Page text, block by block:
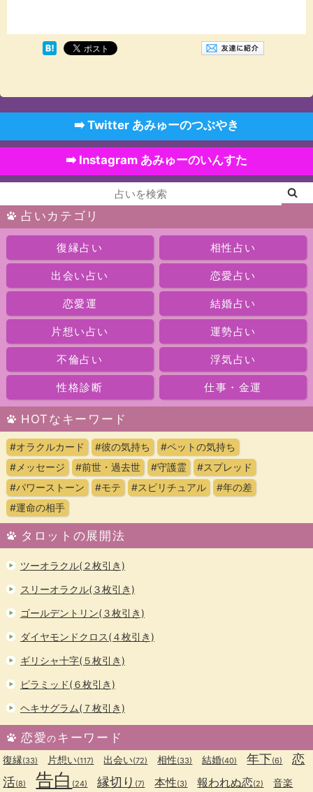
➡️ Twitter あみゅーのつぶやき
➡️ Instagram あみゅーのいんすた
占いカテゴリ
復縁占い 相性占い
出会い占い 恋愛占い
恋愛運 結婚占い
片想い占い 運勢占い
不倫占い 浮気占い
性格診断 仕事・金運
HOTなキーワード
#オラクルカード #彼の気持ち
#ペットの気持ち
#メッセージ
#前世・過去世 #守護霊
#スプレッド
#パワーストーン
#モテ #スピリチュアル
#年の差
#運命の相手
タロットの展開法
ツーオラクル(２枚引き)
スリーオラクル(３枚引き)
ゴールデントリン(３枚引き)
ダイヤモンドクロス(４枚引き)
ギリシャ十字(５枚引き)
ピラミッド(６枚引き)
ヘキサグラム(７枚引き)
恋愛のキーワード
復縁(33) 片想い(117) 出会い(72) 相性(33) 結婚(40) 年下(6)
恋
活(8) 告白 (24) 縁切り (7) 本性(3) 報われぬ恋(2) 音楽